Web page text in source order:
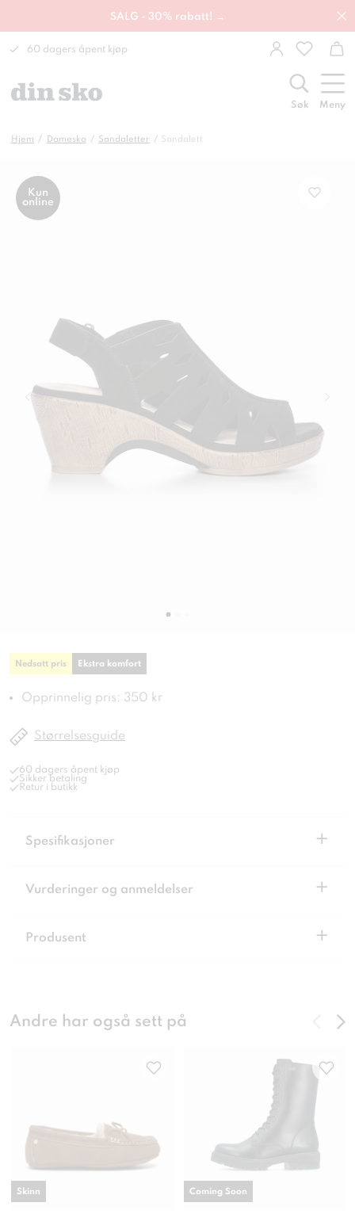
SALG - 30% rabatt! →
60 dagers åpent kjøp
Søk Meny
Hjem Damesko Sandaletter Sandalett
Kun
online
Nedsatt pris Ekstra komfort
Opprinnelig pris: 350 kr
Størrelsesguide
60 dagers åpent kjøp
Sikker betaling
Retur i butikk
Spesifikasjoner +
Vurderinger og anmeldelser +
Produsent +
Andre har også sett på
Skinn Coming Soon